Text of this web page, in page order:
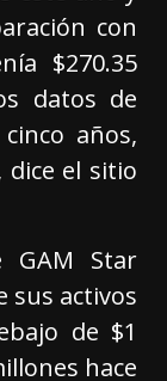
con
$270.35
datos de
años,
dice el sitio
GAM Star
sus activos
de $1
hace